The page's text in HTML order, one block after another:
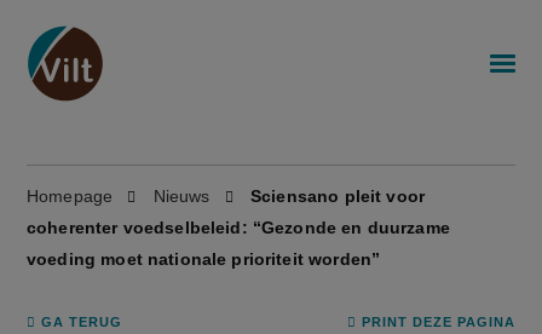
Homepage Nieuws
Sciensano pleit voor
coherenter voedselbeleid: “Gezonde en duurzame
voeding moet nationale prioriteit worden”
GA TERUG PRINT DEZE PAGINA